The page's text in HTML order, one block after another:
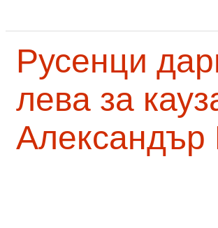
Русенци
лева за
Александър